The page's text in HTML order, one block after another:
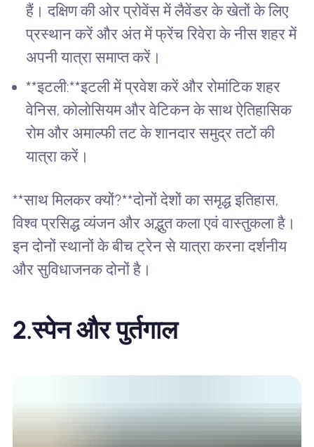
हैं। दक्षिण की ओर प्रोवेंस में लैवेंडर के खेतों के लिए
प्रस्थान करें और अंत में फ्रेंच रिवेरा के नीस शहर में
अपनी यात्रा समाप्त करें।
**इटली:**इटली में प्रवेश करें और रोमांटिक शहर
वेनिस, कोलोसियम और वेटिकन के साथ ऐतिहासिक
रोम और अमाल्फी तट के शानदार समुद्र तटों की
यात्रा करें।
**साथ मिलकर क्यों?**दोनों देशों का समृद्ध इतिहास,
विश्व प्रसिद्ध व्यंजन और अद्भुत कला एवं वास्तुकला है।
इन दोनों स्थानों के बीच ट्रेन से यात्रा करना दर्शनीय
और सुविधाजनक दोनों है।
2.स्पेन और पुर्तगाल